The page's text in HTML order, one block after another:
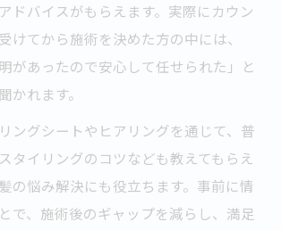
ドバイスがもらえます。実際にカウン
けてから施術を決めた方の中には、
があったので安心して任せられた」と
かれます。
ングシートやヒアリングを通じて、普
タイリングのコツなども教えてもらえ
の悩み解決にも役立ちます。事前に情
で、施術後のギャップを減らし、満足